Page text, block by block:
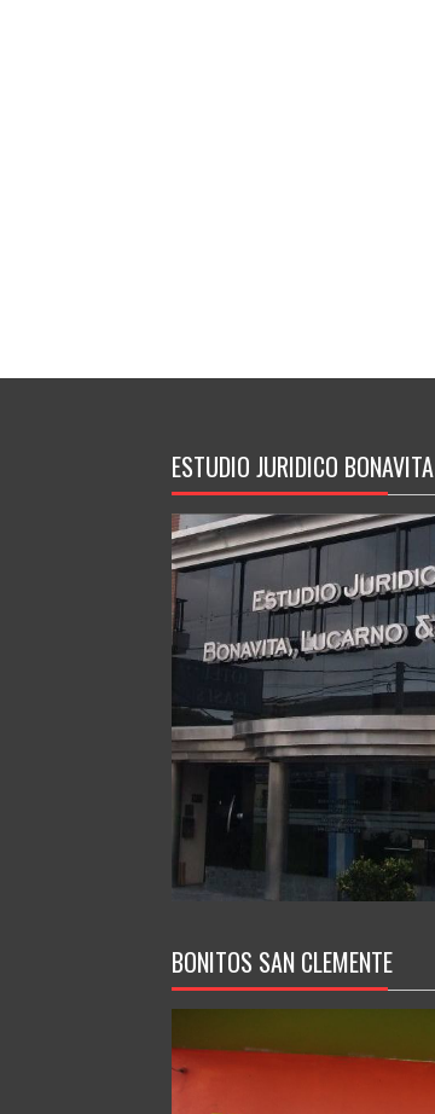
ESTUDIO JURIDICO BONAVITA
BONITOS SAN CLEMENTE